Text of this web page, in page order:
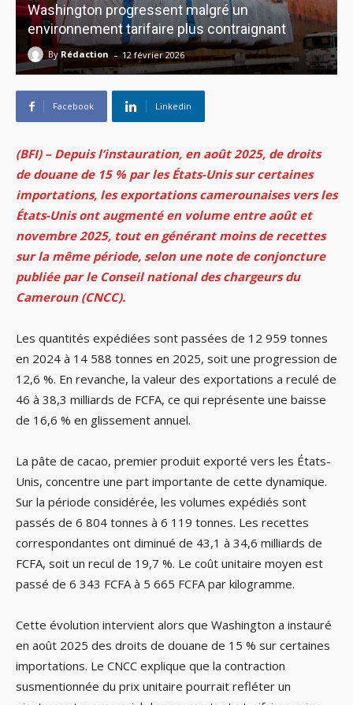
Washington progressent malgré un
environnement tarifaire plus contraignant
By Rédaction - 12 février 2026
Facebook Linkedin
(BFI) – Depuis l’instauration, en août 2025, de droits
de douane de 15 % par les États-Unis sur certaines
importations, les exportations camerounaises vers les
États-Unis ont augmenté en volume entre août et
novembre 2025, tout en générant moins de recettes
sur la même période, selon une note de conjoncture
publiée par le Conseil national des chargeurs du
Cameroun (CNCC).
Les quantités expédiées sont passées de 12 959 tonnes
en 2024 à 14 588 tonnes en 2025, soit une progression de
12,6 %. En revanche, la valeur des exportations a reculé de
46 à 38,3 milliards de FCFA, ce qui représente une baisse
de 16,6 % en glissement annuel.
La pâte de cacao, premier produit exporté vers les États-
Unis, concentre une part importante de cette dynamique.
Sur la période considérée, les volumes expédiés sont
passés de 6 804 tonnes à 6 119 tonnes. Les recettes
correspondantes ont diminué de 43,1 à 34,6 milliards de
FCFA, soit un recul de 19,7 %. Le coût unitaire moyen est
passé de 6 343 FCFA à 5 665 FCFA par kilogramme.
Cette évolution intervient alors que Washington a instauré
en août 2025 des droits de douane de 15 % sur certaines
importations. Le CNCC explique que la contraction
susmentionnée du prix unitaire pourrait refléter un